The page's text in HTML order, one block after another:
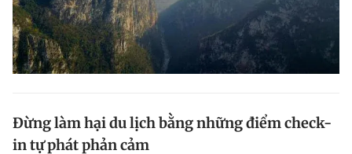
Đừng làm hại du lịch bằng những điểm check-
in tự phát phản cảm